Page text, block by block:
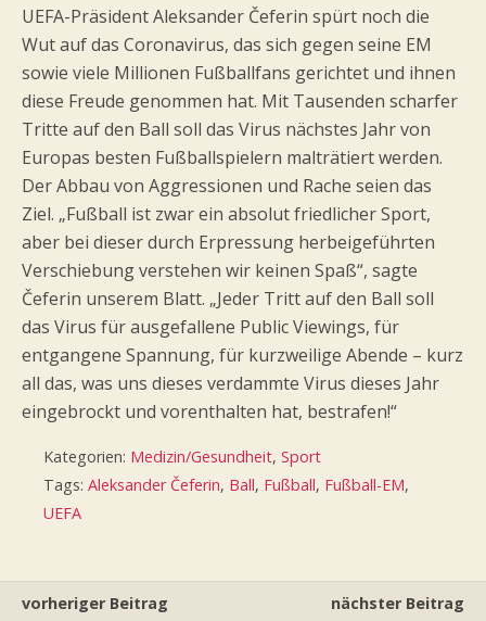
UEFA-Präsident Aleksander Čeferin spürt noch die
Wut auf das Coronavirus, das sich gegen seine EM
sowie viele Millionen Fußballfans gerichtet und ihnen
diese Freude genommen hat. Mit Tausenden scharfer
Tritte auf den Ball soll das Virus nächstes Jahr von
Europas besten Fußballspielern malträtiert werden.
Der Abbau von Aggressionen und Rache seien das
Ziel. „Fußball ist zwar ein absolut friedlicher Sport,
aber bei dieser durch Erpressung herbeigeführten
Verschiebung verstehen wir keinen Spaß“, sagte
Čeferin unserem Blatt. „Jeder Tritt auf den Ball soll
das Virus für ausgefallene Public Viewings, für
entgangene Spannung, für kurzweilige Abende – kurz
all das, was uns dieses verdammte Virus dieses Jahr
eingebrockt und vorenthalten hat, bestrafen!“
Kategorien: Medizin/Gesundheit, Sport
Tags: Aleksander Čeferin, Ball, Fußball, Fußball-EM,
UEFA
vorheriger Beitrag
nächster Beitrag